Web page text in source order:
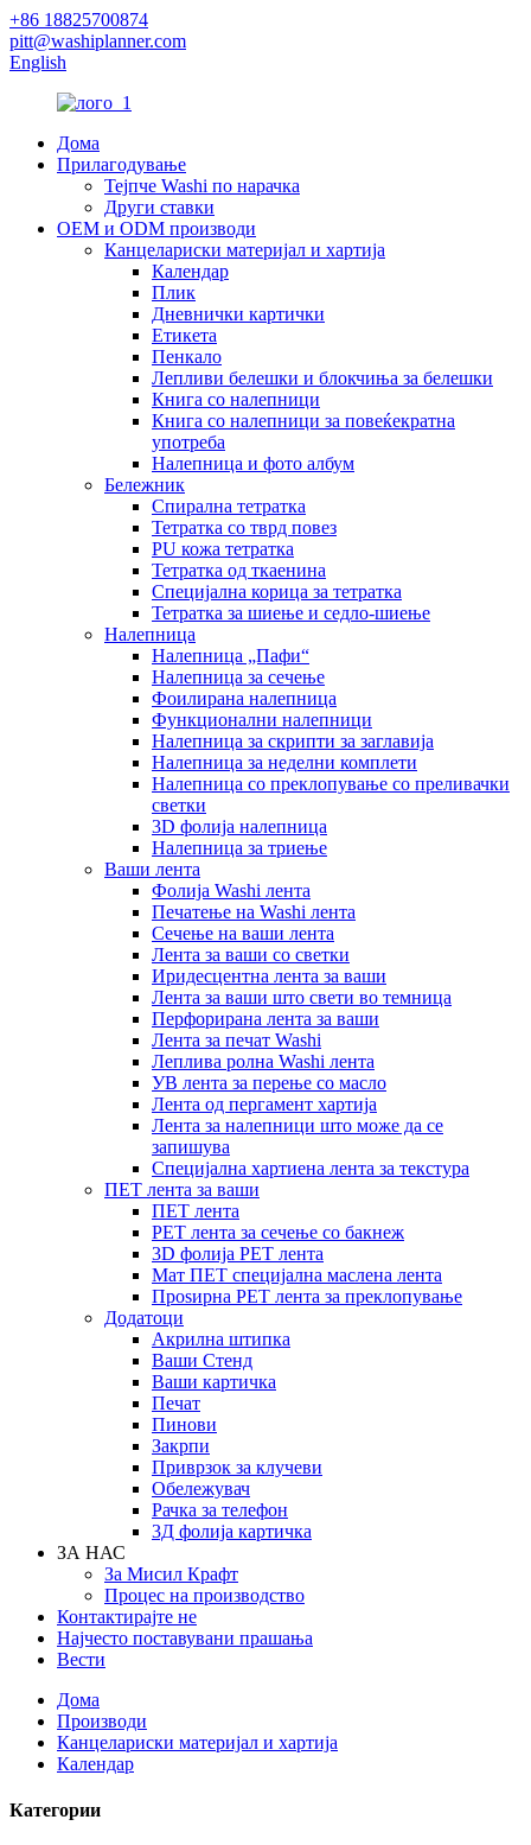
+86 18825700874
pitt@washiplanner.com
English
Дома
Прилагодување
Тејпче Washi по нарачка
Други ставки
OEM и ODM производи
Канцелариски материјал и хартија
Календар
Плик
Дневнички картички
Етикета
Пенкало
Лепливи белешки и блокчиња за белешки
Книга со налепници
Книга со налепници за повеќекратна
употреба
Налепница и фото албум
Бележник
Спирална тетратка
Тетратка со тврд повез
PU кожа тетратка
Тетратка од ткаенина
Специјална корица за тетратка
Тетратка за шиење и седло-шиење
Налепница
Налепница „Пафи“
Налепница за сечење
Фоилирана налепница
Функционални налепници
Налепница за скрипти за заглавија
Налепница за неделни комплети
Налепница со преклопување со преливачки
светки
3D фолија налепница
Налепница за триење
Ваши лента
Фолија Washi лента
Печатење на Washi лента
Сечење на ваши лента
Лента за ваши со светки
Иридесцентна лента за ваши
Лента за ваши што свети во темница
Перфорирана лента за ваши
Лента за печат Washi
Леплива ролна Washi лента
УВ лента за перење со масло
Лента од пергамент хартија
Лента за налепници што може да се
запишува
Специјална хартиена лента за текстура
ПЕТ лента за ваши
ПЕТ лента
PET лента за сечење со бакнеж
3D фолија PET лента
Мат ПЕТ специјална маслена лента
Проѕирна PET лента за преклопување
Додатоци
Акрилна штипка
Ваши Стенд
Ваши картичка
Печат
Пинови
Закрпи
Приврзок за клучеви
Обележувач
Рачка за телефон
3Д фолија картичка
ЗА НАС
За Мисил Крафт
Процес на производство
Контактирајте не
Најчесто поставувани прашања
Вести
Дома
Производи
Канцелариски материјал и хартија
Календар
Категории